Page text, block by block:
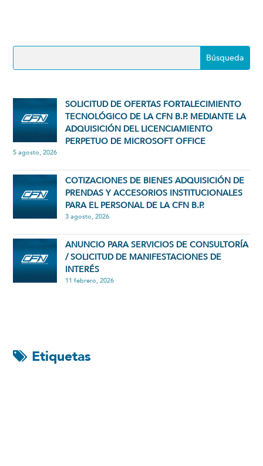
SOLICITUD DE OFERTAS FORTALECIMIENTO
TECNOLÓGICO DE LA CFN B.P. MEDIANTE LA
ADQUISICIÓN DEL LICENCIAMIENTO
PERPETUO DE MICROSOFT OFFICE
5 agosto, 2026
COTIZACIONES DE BIENES ADQUISICIÓN DE
PRENDAS Y ACCESORIOS INSTITUCIONALES
PARA EL PERSONAL DE LA CFN B.P.
3 agosto, 2026
ANUNCIO PARA SERVICIOS DE CONSULTORÍA
/ SOLICITUD DE MANIFESTACIONES DE
INTERÉS
11 febrero, 2026
Etiquetas